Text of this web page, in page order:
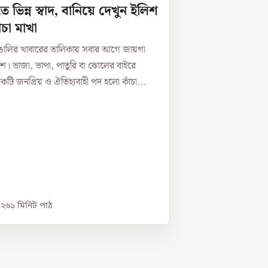
ভিন্ন স্বাদ, বানিয়ে দেখুন ইলিশ
মাখা
খাবারের তালিকায় সবার আগে জায়গা
ভাজা, ভাপা, পাতুরি বা ঝোলের বাইরে
জনপ্রিয় ও ঐতিহ্যবাহী পদ হলো কাঁচা...
১ মিনিট পাঠ